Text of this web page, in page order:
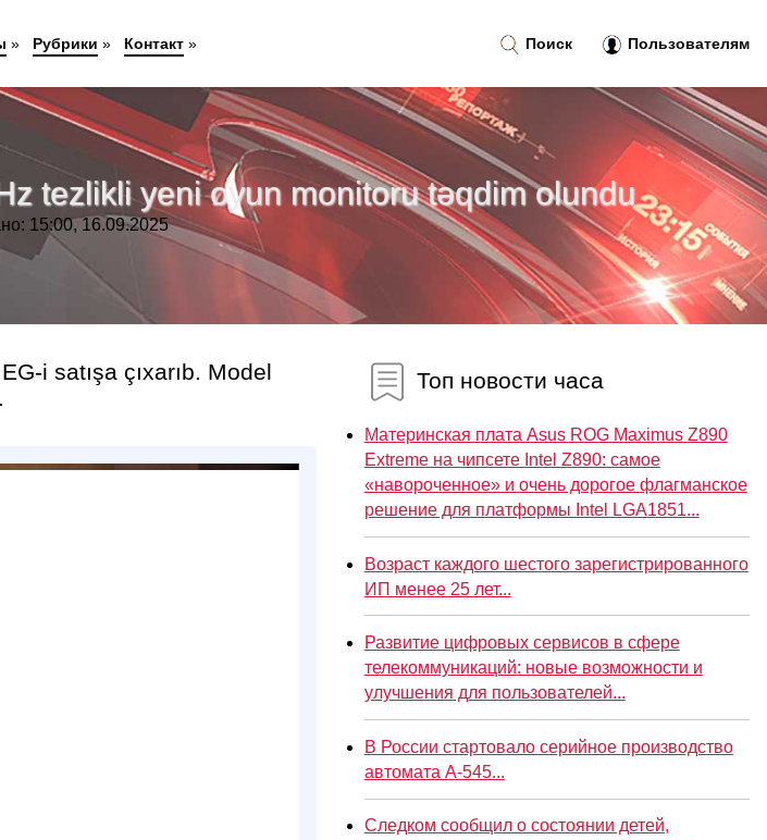
tezlikli yeni oyun monitoru təqdim olundu
15:00, 16.09.2025
i satışa çıxarıb. Model
Топ новости часа
Материнская плата Asus ROG Maximus Z890
Extreme на чипсете Intel Z890: самое
«навороченное» и очень дорогое флагманское
решение для платформы Intel LGA1851...
Возраст каждого шестого зарегистрированного
ИП менее 25 лет...
Развитие цифровых сервисов в сфере
телекоммуникаций: новые возможности и
улучшения для пользователей...
В России стартовало серийное производство
автомата А-545...
Следком сообщил о состоянии детей,
Поиск Пользователям
» Рубрики » Контакт»